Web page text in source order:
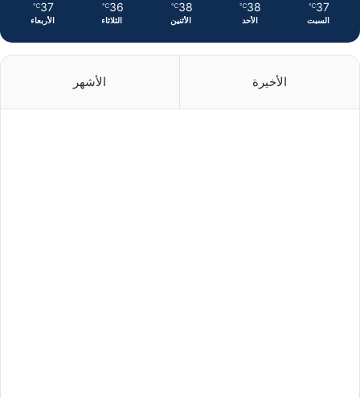
37
℃
السبت
38
℃
الأحد
38
℃
الأثنين
36
℃
الثلاثاء
37
℃
الأربعاء
الأخيرة الأشهر